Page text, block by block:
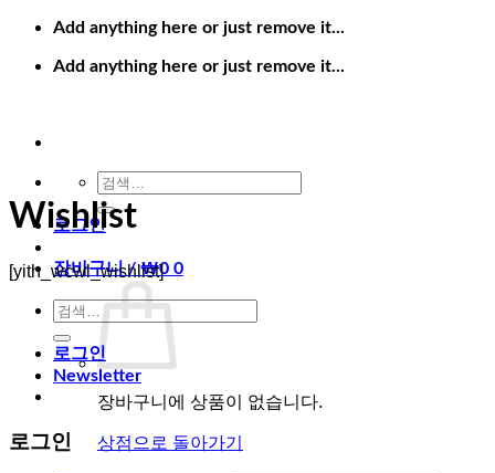
Skip
content
Add anything here or just remove it...
Add anything here or just remove it...
검
색:
로그인
장바구니 /₩0 0
장바구니에 상품이 없습니다.
상점으로 돌아가기
Wishlist
[yith_wcwl_wishlist]
검
색:
로그인
Newsletter
로그인